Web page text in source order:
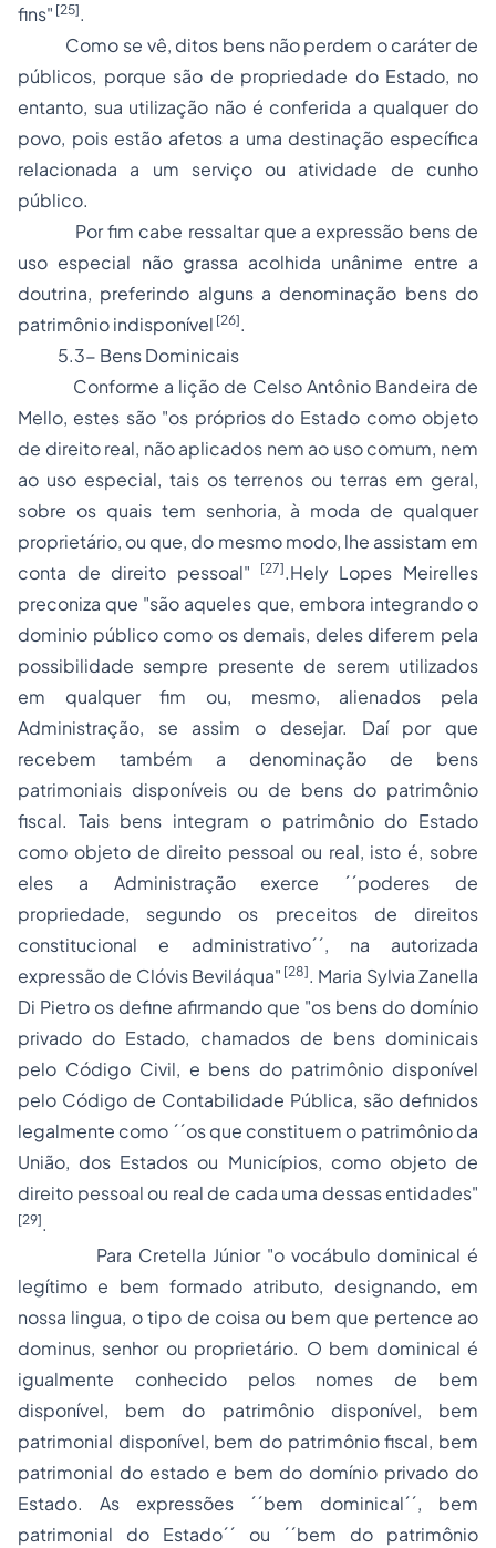
fins" [25].
Como se vê, ditos bens não perdem o caráter de
públicos, porque são de propriedade do Estado, no
entanto, sua utilização não é conferida a qualquer do
povo, pois estão afetos a uma destinação específica
relacionada a um serviço ou atividade de cunho
público.
Por fim cabe ressaltar que a expressão bens de
uso especial não grassa acolhida unânime entre a
doutrina, preferindo alguns a denominação bens do
patrimônio indisponível [26].
5.3- Bens Dominicais
Conforme a lição de Celso Antônio Bandeira de
Mello, estes são "os próprios do Estado como objeto
de direito real, não aplicados nem ao uso comum, nem
ao uso especial, tais os terrenos ou terras em geral,
sobre os quais tem senhoria, à moda de qualquer
proprietário, ou que, do mesmo modo, lhe assistam em
conta de direito pessoal" [27].Hely Lopes Meirelles
preconiza que "são aqueles que, embora integrando o
dominio público como os demais, deles diferem pela
possibilidade sempre presente de serem utilizados
em qualquer fim ou, mesmo, alienados pela
Administração, se assim o desejar. Daí por que
recebem também a denominação de bens
patrimoniais disponíveis ou de bens do patrimônio
fiscal. Tais bens integram o patrimônio do Estado
como objeto de direito pessoal ou real, isto é, sobre
eles a Administração exerce ´´poderes de
propriedade, segundo os preceitos de direitos
constitucional e administrativo´´, na autorizada
expressão de Clóvis Beviláqua" [28]. Maria Sylvia Zanella
Di Pietro os define afirmando que "os bens do domínio
privado do Estado, chamados de bens dominicais
pelo Código Civil, e bens do patrimônio disponível
pelo Código de Contabilidade Pública, são definidos
legalmente como ´´os que constituem o patrimônio da
União, dos Estados ou Municípios, como objeto de
direito pessoal ou real de cada uma dessas entidades"
[29].
Para Cretella Júnior"o vocábulo dominical é
legítimo e bem formado atributo, designando, em
nossa lingua, o tipo de coisa ou bem que pertence ao
dominus, senhor ou proprietário. O bem dominical é
igualmente conhecido pelos nomes de bem
disponível, bem do patrimônio disponível, bem
patrimonial disponível, bem do patrimônio fiscal, bem
patrimonial do estado e bem do domínio privado do
Estado. As expressões ´´bem dominical´´, bem
patrimonial do Estado´´ ou ´´bem do patrimônio